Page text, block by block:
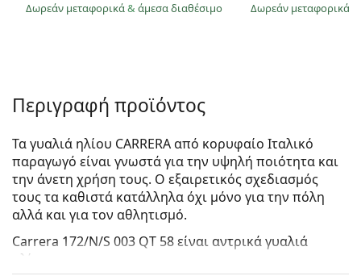
Δωρεάν μεταφορικά& άμεσα διαθέσιμο Δωρεάν μεταφορικά
Περιγραφή προϊόντος
Τα γυαλιά ηλίου CARRERA από κορυφαίο Ιταλικό
παραγωγό είναι γνωστά για την υψηλή ποιότητα και
την άνετη χρήση τους. Ο εξαιρετικός σχεδιασμός
τους τα καθιστά κατάλληλα όχι μόνο για την πόλη
αλλά και για τον αθλητισμό.
Carrera 172/N/S 003 QT 58είναι αντρικά γυαλιά
ηλίου.